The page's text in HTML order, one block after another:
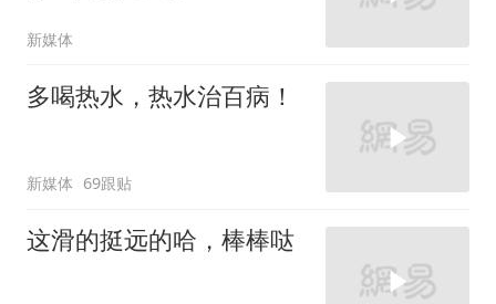
新媒体
多喝热水，热水治百病！
新媒体 69跟贴
这滑的挺远的哈，棒棒哒